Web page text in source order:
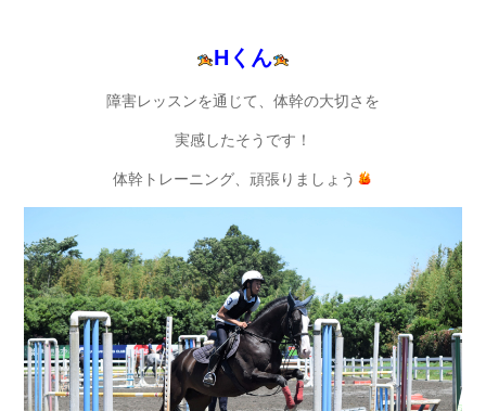
Hくん
障害レッスンを通じて、体幹の大切さを
実感したそうです！
体幹トレーニング、頑張りましょう